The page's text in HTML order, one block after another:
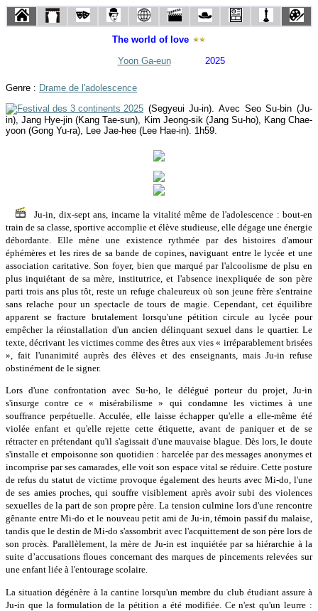
The world of love
Yoon Ga-eun
2025
Genre : Drame de l'adolescence
(Segyeui Ju-in). Avec Seo Su-bin (Ju-
in), Jang Hye-jin (Kang Tae-sun), Kim Jeong-sik (Jang Su-ho), Kang Chae-
yoon (Gong Yu-ra), Lee Jae-hee (Lee Hae-in). 1h59.
Ju-in, dix-sept ans, incarne la vitalité même de l'adolescence : bout-en
train de sa classe, sportive accomplie et élève studieuse, elle dégage une énergie
débordante. Elle mène une existence rythmée par des histoires d'amour
éphémères et les rires de sa bande de copines, naviguant entre le lycée et une
association caritative. Son foyer, bien que marqué par l'alcoolisme de plsu en
plus inquiétant de sa mère, institutrice, et l'absence inexpliquée de son père
parti trois ans plus tôt, reste un refuge chaleureux où son jeune frère s'entraine
sans relache pour un spectacle de tours de magie. Cependant, cet équilibre
apparent se fracture brutalement lorsqu'une pétition circule au lycée pour
empêcher la réinstallation d'un ancien délinquant sexuel dans le quartier. Le
texte, décrivant les victimes comme des êtres aux vies « irréparablement brisées
», fait l'unanimité auprès des élèves et des enseignants, mais Ju-in refuse
obstinément de le signer.
Lors d'une confrontation avec Su-ho, le délégué porteur du projet, Ju-in
s'insurge contre ce « misérabilisme » qui condamne les victimes à une
souffrance perpétuelle. Acculée, elle laisse échapper qu'elle a elle-même été
violée enfant et qu'elle rejette cette étiquette, avant de paniquer et de se
rétracter en prétendant qu'il s'agissait d'une mauvaise blague. Dès lors, le doute
s'installe et empoisonne son quotidien : harcelée par des messages anonymes et
incomprise par ses camarades, elle voit son espace vital se réduire. Cette posture
de refus du statut de victime provoque également des heurts avec Mi-do, l'une
de ses amies proches, qui souffre visiblement après avoir subi des violences
sexuelles de la part de son propre père. La tension culmine lors d'une rencontre
gênante entre Mi-do et le nouveau petit ami de Ju-in, témoin passif du malaise,
tandis que le destin de Mi-do s'assombrit avec l'acquittement de son père lors de
son procès. Parallèlement, la mère de Ju-in est inquiétée par sa hiérarchie à la
suite d’accusations floues concernant des marques de pincements relevées sur
une enfant liée à l'entourage scolaire.
La situation dégénère à la cantine lorsqu'un membre du club étudiant assure à
Ju-in que la formulation de la pétition a été modifiée. Ce n'est qu'un leurre :